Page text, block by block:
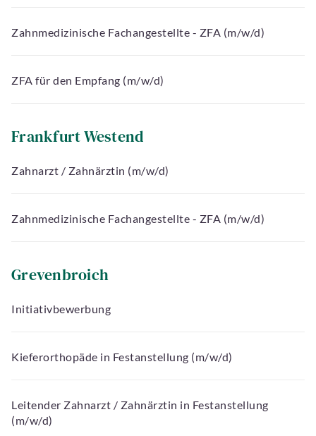
Zahnmedizinische Fachangestellte - ZFA (m/w/d)
ZFA für den Empfang (m/w/d)
Frankfurt Westend
Zahnarzt / Zahnärztin (m/w/d)
Zahnmedizinische Fachangestellte - ZFA (m/w/d)
Grevenbroich
Initiativbewerbung
Kieferorthopäde in Festanstellung (m/w/d)
Leitender Zahnarzt / Zahnärztin in Festanstellung
(m/w/d)